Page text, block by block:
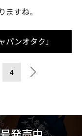
ますね。
パンオタク」
4